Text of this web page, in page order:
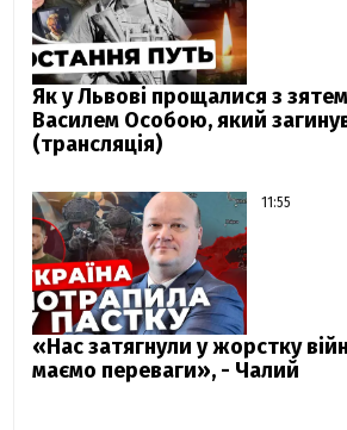
Як у Львові прощалися з
Василем Особою, який загинув
(трансляція)
11:55
«Нас затягнули у жорстку
маємо переваги», - Чалий